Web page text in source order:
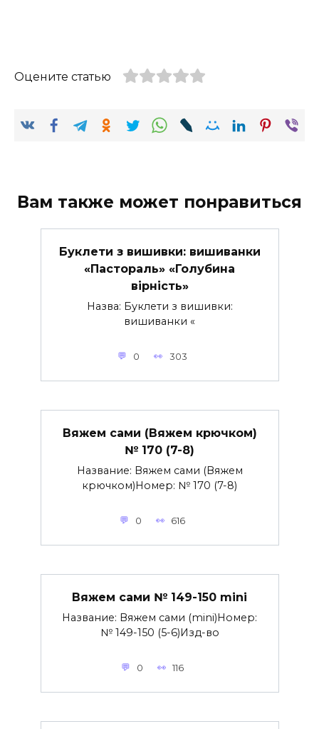
Оцените статью
Вам также может понравиться
Буклети з вишивки: вишиванки
«Пастораль» «Голубина
вірність»
Назва: Буклети з вишивки:
вишиванки «
0 303
Вяжем сами (Вяжем крючком)
№ 170 (7-8)
Название: Вяжем сами (Вяжем
крючком)Номер: № 170 (7-8)
0 616
Вяжем сами № 149-150 mini
Название: Вяжем сами (mini)Номер:
№ 149-150 (5-6)Изд-во
0 116